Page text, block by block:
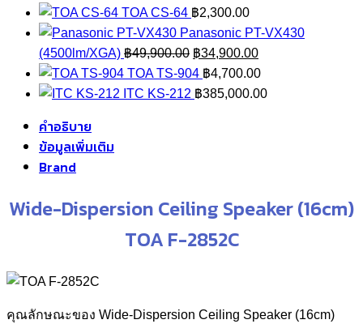
was:
฿3,750.00.
is:
฿3,000.00.
TOA CS-64 ฿2,300.00
Panasonic PT-VX430
(4500lm/XGA) ฿49,900.00 Original
price
was:
฿34,900.00Current
price
is:
TOA TS-904 ฿4,700.00
ITC KS-212 ฿385,000.00
คำอธิบาย
ข้อมูลเพิ่มเติม
Brand
Wide-Dispersion Ceiling Speaker (16cm)
TOA F-2852C
คุณลักษณะของ Wide-Dispersion Ceiling Speaker (16cm)